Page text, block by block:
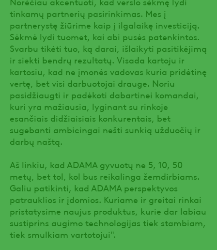
tinkamų partnerių pasirinkimas. Mes į
partnerystę žiūrime kaip į ilgalaikę investiciją.
Sėkmė lydi tuomet, kai abi pusės patenkintos.
Svarbu tikėti tuo, ką darai, išlaikyti pasitikėjimą
ir siekti bendrų rezultatų. Visada kartoju ir
kartosiu, kad ne įmonės vadovas kuria pridėtinę
vertę, bet visi darbuotojai drauge. Noriu
pasidžiaugti ir padėkoti dabartinei komandai,
kuri yra mažiausia, lyginant su rinkoje
esančiais didžiaisiais konkurentais, bet
sugebanti ambicingai nešti sunkią užduočių ir
darbų naštą.
Aš linkiu, kad ADAMA gyvuotų ne 5, 10, 50
metų, bet tol, kol bus reikalinga žemdirbiams.
Galiu patikinti, kad ADAMA perspektyvos
patrauklios ir įdomios. Kuriame ir greitai rinkai
pristatysime naujus produktus, kurie dar labiau
sustiprins augimo technologijas tiek stambiam,
tiek smulkiam vartotojui".